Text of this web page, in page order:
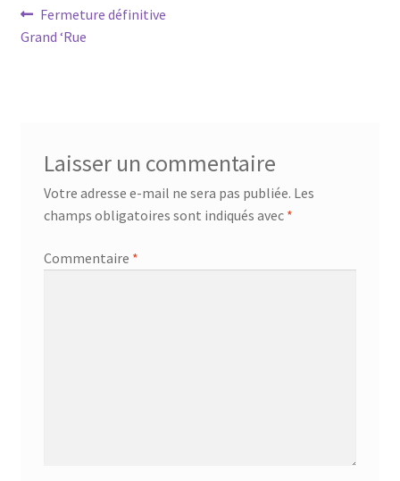
Navigation
de
Article
précédent :
Fermeture définitive
Grand ‘Rue
Laisser un commentaire
Votre adresse e-mail ne sera pas publiée. Les
champs obligatoires sont indiqués avec *
Commentaire *